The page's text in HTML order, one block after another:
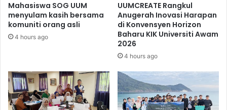
Mahasiswa SOG UUM
menyulam kasih bersama
komuniti orang asli
4 hours ago
UUMCREATE Rangkul
Anugerah Inovasi Harapan
di Konvensyen Horizon
Baharu KIK Universiti Awam
2026
4 hours ago